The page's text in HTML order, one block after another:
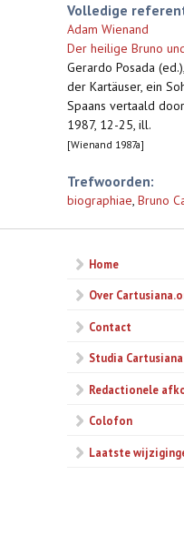
Volledige
Adam Wienand
Der heilige Bruno
Gerardo Posada
der Kartäuser, ein
Spaans vertaald
1987, 12-25, ill.
[Wienand 1987a]
Trefwoorden:
biographiae, Bruno
Home
Over
Contact
Studia Cartusiana
Redactionele
Colofon
Laatste